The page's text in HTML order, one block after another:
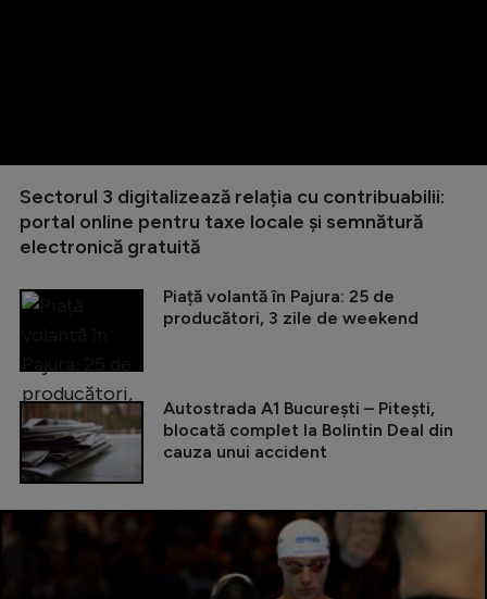
Sectorul 3 digitalizează relația cu contribuabilii:
portal online pentru taxe locale și semnătură
electronică gratuită
Piață volantă în Pajura: 25 de
producători, 3 zile de weekend
Autostrada A1 București – Pitești,
blocată complet la Bolintin Deal din
cauza unui accident